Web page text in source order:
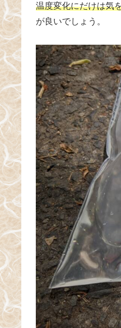
温度変化にだけは気
が良いでしょう。